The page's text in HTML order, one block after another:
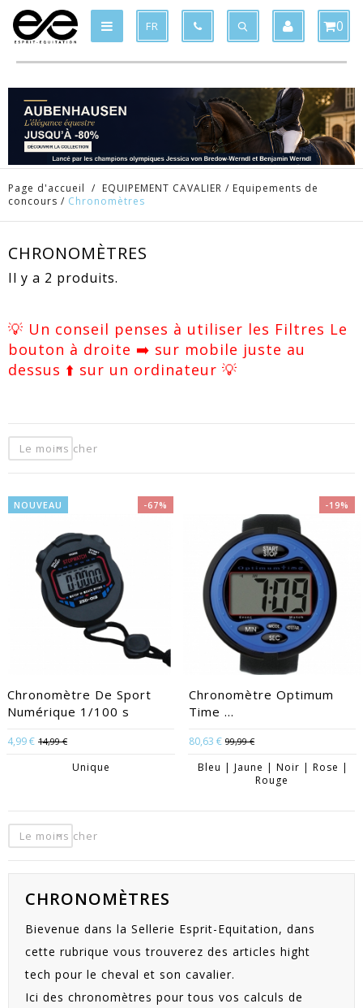
FR 0
Page d'accueil / EQUIPEMENT CAVALIER / Equipements de
concours / Chronomètres
CHRONOMÈTRES
Il y a 2 produits.
💡 Un conseil penses à utiliser les Filtres Le
bouton à droite ➡️ sur mobile juste au
dessus ⬆️ sur un ordinateur 💡
Le moins cher
NOUVEAU -67%
Chronomètre De Sport
Numérique 1/100 s
4,99 € 14,99 €
Unique
-19%
Chronomètre Optimum
Time ...
80,63 € 99,99 €
Bleu | Jaune | Noir | Rose |
Rouge
Le moins cher
CHRONOMÈTRES
Bievenue dans la Sellerie Esprit-Equitation, dans
cette rubrique vous trouverez des articles hight
tech pour le cheval et son cavalier.
Ici des chronomètres pour tous vos calculs de
Produit ajouté au panier x
Produit supprimé du panier x